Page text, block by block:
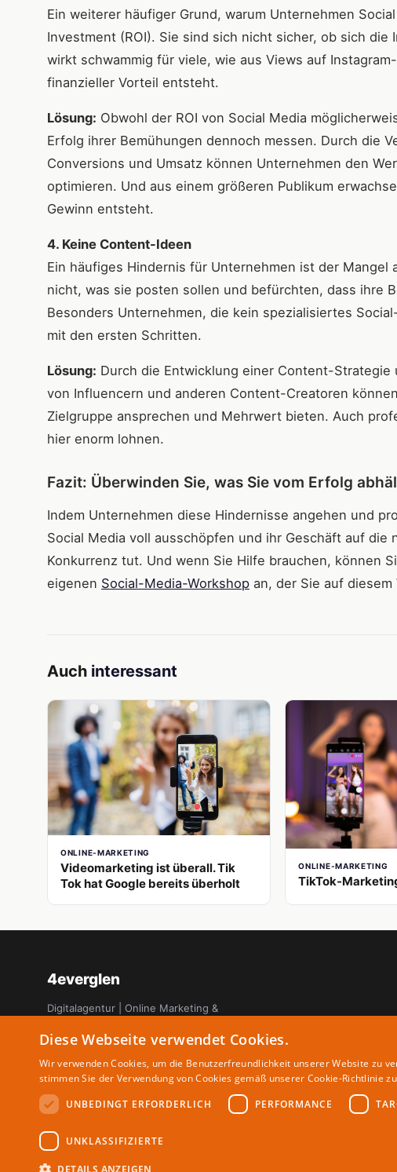
Ein weiterer häufiger Grund, warum Unternehmen
Investment (ROI). Sie sind sich nicht sicher, ob sich
wirkt schwammig für viele, wie aus Views auf
finanzieller Vorteil entsteht.
Lösung: Obwohl der ROI von Social Media
Erfolg ihrer Bemühungen dennoch messen. Durch die
Conversions und Umsatz können Unternehmen den
optimieren. Und aus einem größeren Publikum
Gewinn entsteht.
4. Keine Content-Ideen
Ein häufiges Hindernis für Unternehmen ist der
nicht, was sie posten sollen und befürchten, dass ihre
Besonders Unternehmen, die kein spezialisiertes
mit den ersten Schritten.
Lösung: Durch die Entwicklung einer Content-
von Influencern und anderen Content-Creatoren
Zielgruppe ansprechen und Mehrwert bieten. Auch
hier enorm lohnen.
Fazit: Überwinden Sie, was Sie vom Erfolg
Indem Unternehmen diese Hindernisse angehen und
Social Media voll ausschöpfen und ihr Geschäft auf
Konkurrenz tut. Und wenn Sie Hilfe brauchen, können
eigenen Social-Media-Workshop an, der Sie auf
Auch interessant
ONLINE-MARKETING
Videomarketing ist überall. Tik
Tok hat Google bereits überholt
ONLINE-MARKETING
TikTok-
4everglen
Digitalagentur | Online Marketing &
Diese Webseite verwendet Cookies.
Wir verwenden Cookies, um die Benutzerfreundlichkeit unserer Website zu
stimmen Sie der Verwendung von Cookies gemäß unserer Cookie-Richtlinie
UNBEDINGT ERFORDERLICH
PERFORMANCE
UNKLASSIFIZIERTE
DETAILS ANZEIGEN